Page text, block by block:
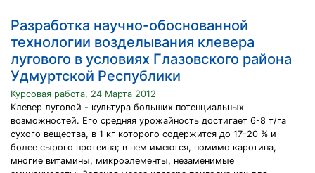
Разработка научно-обоснованной
технологии возделывания клевера
лугового в условиях Глазовского района
Удмуртской Республики
Курсовая работа, 24 Марта 2012
Клевер луговой - культура больших потенциальных
возможностей. Его средняя урожайность достигает 6-8 т/га
сухого вещества, в 1 кг которого содержится до 17-20 % и
более сырого протеина; в нем имеются, помимо каротина,
многие витамины, микроэлементы, незаменимые